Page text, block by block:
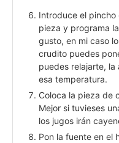
Introduce el
pieza y programa
gusto, en mi caso
crudito puedes
puedes relajarte, la
esa temperatura.
Coloca la pieza de
Mejor si tuvieses
los jugos irán
Pon la fuente en el